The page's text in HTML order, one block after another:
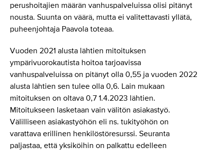
perushoitajien määrän vanhuspalveluissa olisi pitänyt
nousta. Suunta on väärä, mutta ei valitettavasti yllätä,
puheenjohtaja Paavola toteaa.
Vuoden 2021 alusta lähtien mitoituksen
ympärivuorokautista hoitoa tarjoavissa
vanhuspalveluissa on pitänyt olla 0,55 ja vuoden 2022
alusta lähtien sen tulee olla 0,6. Lain mukaan
mitoituksen on oltava 0,7 1.4.2023 lähtien.
Mitoitukseen lasketaan vain välitön asiakastyö.
Välilliseen asiakastyöhön eli ns. tukityöhön on
varattava erillinen henkilöstöresurssi. Seuranta
paljastaa, että yksiköihin on palkattu edelleen